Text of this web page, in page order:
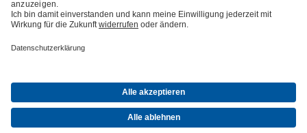
Zurück zur Übersicht